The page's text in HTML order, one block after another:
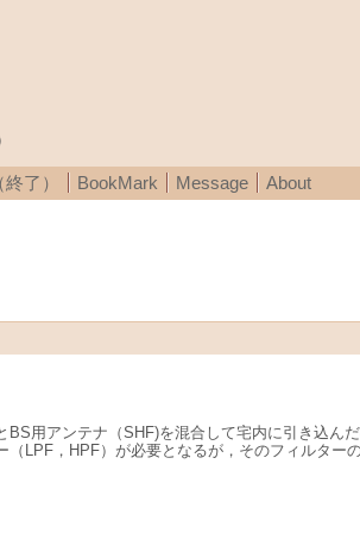
了） BookMark Message About
用アンテナ（SHF)を混合して宅内に引き込ん
LPF，HPF）が必要となるが，そのフィルター